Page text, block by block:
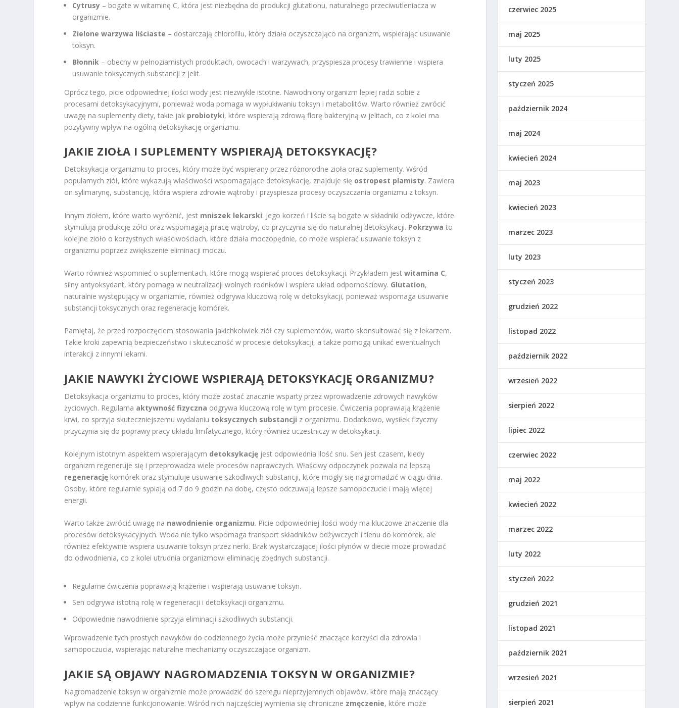
Cytrusy – bogate w witaminę C, która jest niezbędna do produkcji glutationu, naturalnego przeciwutleniacza w
organizmie.
Zielone warzywa liściaste – dostarczają chlorofilu, który działa oczyszczająco na organizm, wspierając usuwanie
toksyn.
Błonnik – obecny w pełnoziarnistych produktach, owocach i warzywach, przyspiesza procesy trawienne i wspiera
usuwanie toksycznych substancji z jelit.
Oprócz tego, picie odpowiedniej ilości wody jest niezwykle istotne. Nawodniony organizm lepiej radzi sobie z
procesami detoksykacyjnymi, ponieważ woda pomaga w wypłukiwaniu toksyn i metabolitów. Warto również zwrócić
uwagę na suplementy diety, takie jak probiotyki, które wspierają zdrową florę bakteryjną w jelitach, co z kolei ma
pozytywny wpływ na ogólną detoksykację organizmu.
JAKIE ZIOŁA I SUPLEMENTY WSPIERAJĄ DETOKSYKACJĘ?
Detoksykacja organizmu to proces, który może być wspierany przez różnorodne zioła oraz suplementy. Wśród
popularnych ziół, które wykazują właściwości wspomagające detoksykację, znajduje się ostropest plamisty. Zawiera
on sylimarynę, substancję, która wspiera zdrowie wątroby i przyspiesza procesy oczyszczania organizmu z toksyn.
Innym ziołem, które warto wyróżnić, jest mniszek lekarski. Jego korzeń i liście są bogate w składniki odżywcze, które
stymulują produkcję żółci oraz wspomagają pracę wątroby, co przyczynia się do naturalnej detoksykacji. Pokrzywa to
kolejne zioło o korzystnych właściwościach, które działa moczopędnie, co może wspierać usuwanie toksyn z
organizmu poprzez zwiększenie eliminacji moczu.
Warto również wspomnieć o suplementach, które mogą wspierać proces detoksykacji. Przykładem jestwitamina C,
silny antyoksydant, który pomaga w neutralizacji wolnych rodników i wspiera układ odpornościowy. Glutation,
naturalnie występujący w organizmie, również odgrywa kluczową rolę w detoksykacji, ponieważ wspomaga usuwanie
substancji toksycznych oraz regenerację komórek.
Pamiętaj, że przed rozpoczęciem stosowania jakichkolwiek ziół czy suplementów, warto skonsultować się z lekarzem.
Takie kroki zapewnią bezpieczeństwo i skuteczność w procesie detoksykacji, a także pomogą unikać ewentualnych
interakcji z innymi lekami.
JAKIE NAWYKI ŻYCIOWE WSPIERAJĄ DETOKSYKACJĘ ORGANIZMU?
Detoksykacja organizmu to proces, który może zostać znacznie wsparty przez wprowadzenie zdrowych nawyków
życiowych. Regularna aktywność fizyczna odgrywa kluczową rolę w tym procesie. Ćwiczenia poprawiają krążenie
krwi, co sprzyja skuteczniejszemu wydalaniu toksycznych substancji z organizmu. Dodatkowo, wysiłek fizyczny
przyczynia się do poprawy pracy układu limfatycznego, który również uczestniczy w detoksykacji.
Kolejnym istotnym aspektem wspierającym detoksykację jest odpowiednia ilość snu. Sen jest czasem, kiedy
organizm regeneruje się i przeprowadza wiele procesów naprawczych. Właściwy odpoczynek pozwala na lepszą
regenerację komórek oraz stymuluje usuwanie szkodliwych substancji, które mogły się nagromadzić w ciągu dnia.
Osoby, które regularnie sypiają od 7 do 9 godzin na dobę, często odczuwają lepsze samopoczucie i mają więcej
energii.
Warto także zwrócić uwagę na nawodnienie organizmu. Picie odpowiedniej ilości wody ma kluczowe znaczenie dla
procesów detoksykacyjnych. Woda nie tylko wspomaga transport składników odżywczych i tlenu do komórek, ale
również efektywnie wspiera usuwanie toksyn przez nerki. Brak wystarczającej ilości płynów w diecie może prowadzić
do odwodnienia, co z kolei utrudnia organizmowi eliminację zbędnych substancji.
Regularne ćwiczenia poprawiają krążenie i wspierają usuwanie toksyn.
Sen odgrywa istotną rolę w regeneracji i detoksykacji organizmu.
Odpowiednie nawodnienie sprzyja eliminacji szkodliwych substancji.
Wprowadzenie tych prostych nawyków do codziennego życia może przynieść znaczące korzyści dla zdrowia i
samopoczucia, wspierając naturalne mechanizmy oczyszczające organizm.
JAKIE SĄ OBJAWY NAGROMADZENIA TOKSYN W ORGANIZMIE?
Nagromadzenie toksyn w organizmie może prowadzić do szeregu nieprzyjemnych objawów, które mają znaczący
wpływ na codzienne funkcjonowanie. Wśród nich najczęściej wymienia się chroniczne zmęczenie, które może
czerwiec 2025
maj 2025
luty 2025
styczeń 2025
październik 2024
maj 2024
kwiecień 2024
maj 2023
kwiecień 2023
marzec 2023
luty 2023
styczeń 2023
grudzień 2022
listopad 2022
październik 2022
wrzesień 2022
sierpień 2022
lipiec 2022
czerwiec 2022
maj 2022
kwiecień 2022
marzec 2022
luty 2022
styczeń 2022
grudzień 2021
listopad 2021
październik 2021
wrzesień 2021
sierpień 2021